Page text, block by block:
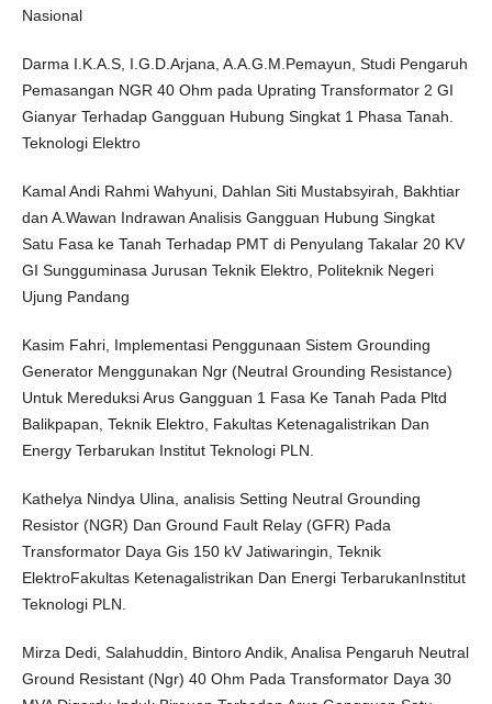
Nasional
Darma I.K.A.S, I.G.D.Arjana, A.A.G.M.Pemayun, Studi Pengaruh
Pemasangan NGR 40 Ohm pada Uprating Transformator 2 GI
Gianyar Terhadap Gangguan Hubung Singkat 1 Phasa Tanah.
Teknologi Elektro
Kamal Andi Rahmi Wahyuni, Dahlan Siti Mustabsyirah, Bakhtiar
dan A.Wawan Indrawan Analisis Gangguan Hubung Singkat
Satu Fasa ke Tanah Terhadap PMT di Penyulang Takalar 20 KV
GI Sungguminasa Jurusan Teknik Elektro, Politeknik Negeri
Ujung Pandang
Kasim Fahri, Implementasi Penggunaan Sistem Grounding
Generator Menggunakan Ngr (Neutral Grounding Resistance)
Untuk Mereduksi Arus Gangguan 1 Fasa Ke Tanah Pada Pltd
Balikpapan, Teknik Elektro, Fakultas Ketenagalistrikan Dan
Energy Terbarukan Institut Teknologi PLN.
Kathelya Nindya Ulina, analisis Setting Neutral Grounding
Resistor (NGR) Dan Ground Fault Relay (GFR) Pada
Transformator Daya Gis 150 kV Jatiwaringin, Teknik
ElektroFakultas Ketenagalistrikan Dan Energi TerbarukanInstitut
Teknologi PLN.
Mirza Dedi, Salahuddin, Bintoro Andik, Analisa Pengaruh Neutral
Ground Resistant (Ngr) 40 Ohm Pada Transformator Daya 30